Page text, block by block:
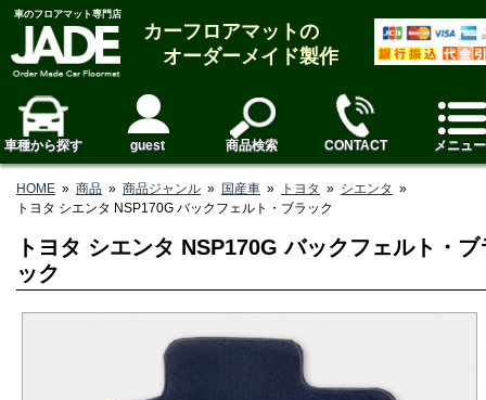
車のフロアマット専門店
カーフロアマットの
オーダーメイド製作
車種から探す guest 商品検索 CONTACT メニュー
HOME » 商品 » 商品ジャンル » 国産車 » トヨタ » シエンタ »
トヨタ シエンタ NSP170G バックフェルト・ブラック
トヨタ シエンタ NSP170G バックフェルト・ブ
ック